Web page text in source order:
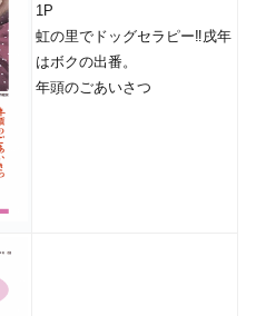
1P
虹の里でドッグセラピー‼︎戌年
はボクの出番。
年頭のごあいさつ